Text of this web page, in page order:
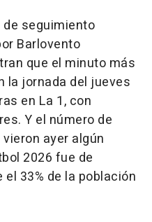
seguimiento
Barlovento
que el minuto más
la jornada del jueves
en La 1, con
Y el número de
ayer algún
2026 fue de
33% de la población